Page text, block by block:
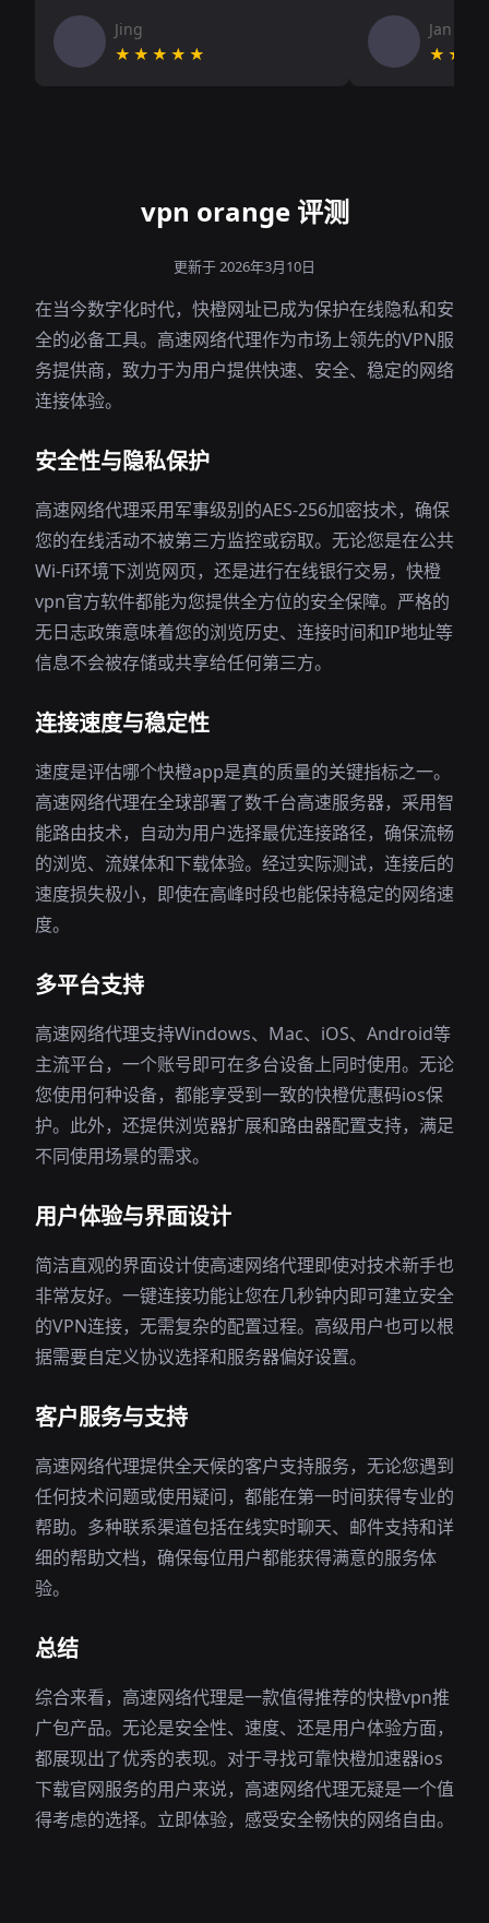
Jing
★★★★★
Jan V
vpn orange 评测
更新于 2026年3月10日
在当今数字化时代，快橙网址已成为保护在线隐私和安
全的必备工具。高速网络代理作为市场上领先的VPN服
务提供商，致力于为用户提供快速、安全、稳定的网络
连接体验。
安全性与隐私保护
高速网络代理采用军事级别的AES-256加密技术，确保
您的在线活动不被第三方监控或窃取。无论您是在公共
Wi-Fi环境下浏览网页，还是进行在线银行交易，快橙
vpn官方软件都能为您提供全方位的安全保障。严格的
无日志政策意味着您的浏览历史、连接时间和IP地址等
信息不会被存储或共享给任何第三方。
连接速度与稳定性
速度是评估哪个快橙app是真的质量的关键指标之一。
高速网络代理在全球部署了数千台高速服务器，采用智
能路由技术，自动为用户选择最优连接路径，确保流畅
的浏览、流媒体和下载体验。经过实际测试，连接后的
速度损失极小，即使在高峰时段也能保持稳定的网络速
度。
多平台支持
高速网络代理支持Windows、Mac、iOS、Android等
主流平台，一个账号即可在多台设备上同时使用。无论
您使用何种设备，都能享受到一致的快橙优惠码ios保
护。此外，还提供浏览器扩展和路由器配置支持，满足
不同使用场景的需求。
用户体验与界面设计
简洁直观的界面设计使高速网络代理即使对技术新手也
非常友好。一键连接功能让您在几秒钟内即可建立安全
的VPN连接，无需复杂的配置过程。高级用户也可以根
据需要自定义协议选择和服务器偏好设置。
客户服务与支持
高速网络代理提供全天候的客户支持服务，无论您遇到
任何技术问题或使用疑问，都能在第一时间获得专业的
帮助。多种联系渠道包括在线实时聊天、邮件支持和详
细的帮助文档，确保每位用户都能获得满意的服务体
验。
总结
综合来看，高速网络代理是一款值得推荐的快橙vpn推
广包产品。无论是安全性、速度、还是用户体验方面，
都展现出了优秀的表现。对于寻找可靠快橙加速器ios
下载官网服务的用户来说，高速网络代理无疑是一个值
得考虑的选择。立即体验，感受安全畅快的网络自由。